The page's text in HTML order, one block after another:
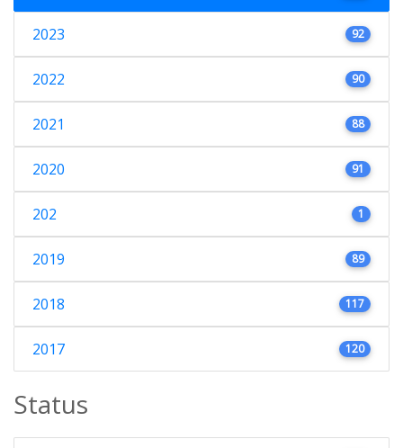
2023 92
2022 90
2021 88
2020 91
202 1
2019 89
2018 117
2017 120
Status